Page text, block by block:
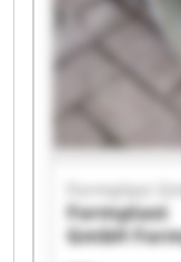
Formplast
Formplast
GmbH